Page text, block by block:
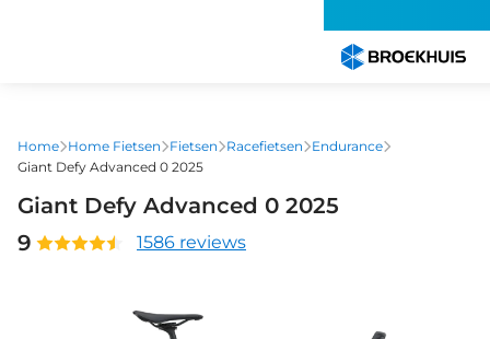
gaan
Home Home Fietsen Fietsen Racefietsen
Endurance
Giant Defy Advanced 0 2025
Giant Defy Advanced 0 2025
9
1586 reviews